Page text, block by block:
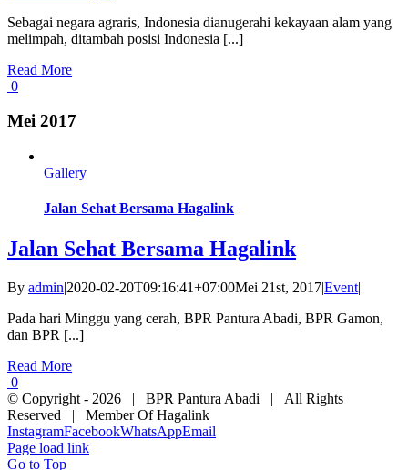
Sebagai negara agraris, Indonesia dianugerahi kekayaan alam yang
melimpah, ditambah posisi Indonesia [...]
Read More
0
Mei 2017
Gallery
Jalan Sehat Bersama Hagalink
Jalan Sehat Bersama Hagalink
By admin|2020-02-20T09:16:41+07:00Mei 21st, 2017|Event|
Pada hari Minggu yang cerah, BPR Pantura Abadi, BPR Gamon,
dan BPR [...]
Read More
0
© Copyright - 2026 | BPR Pantura Abadi | All Rights
Reserved | Member Of Hagalink
InstagramFacebookWhatsAppEmail
Page load link
Go to Top